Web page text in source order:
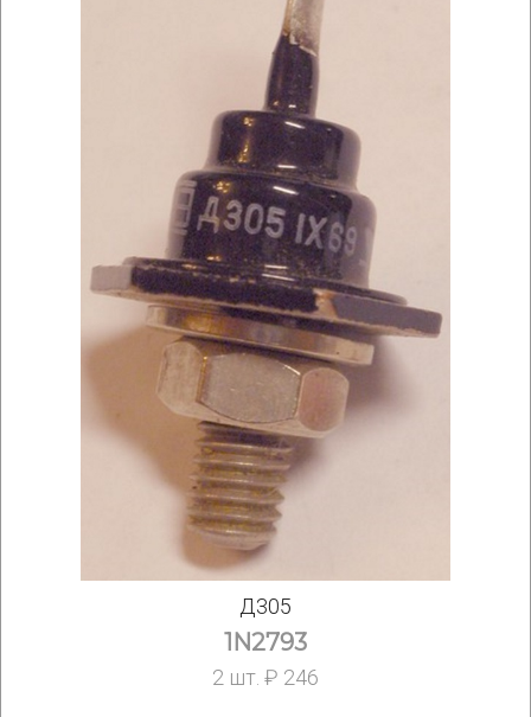
Д305
1N2793
2 шт. ₽ 246